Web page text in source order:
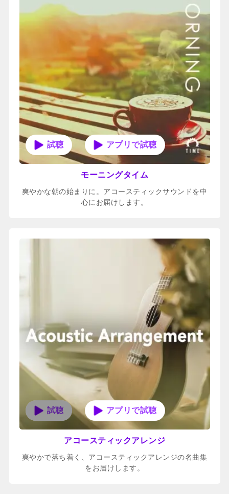
アプリで試聴
モーニングタイム
爽やかな朝の始まりに。アコースティックサウンドを中
心にお届けします。
アプリで試聴
アコースティックアレンジ
爽やかで落ち着く、アコースティックアレンジの名曲集
をお届けします。